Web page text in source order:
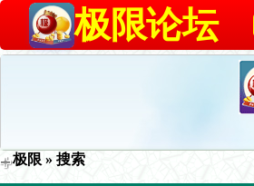
极限论坛
极限 » 搜索